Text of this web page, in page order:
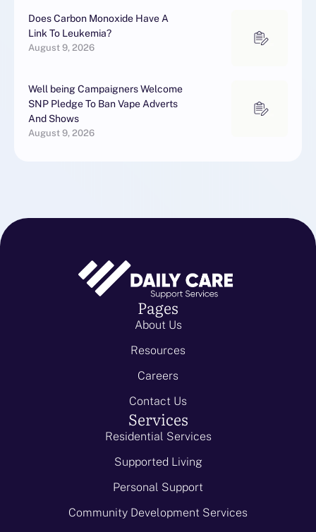
Does Carbon Monoxide Have A
Link To Leukemia?
August 9, 2026
Well being Campaigners Welcome
SNP Pledge To Ban Vape Adverts
And Shows
August 9, 2026
Pages
About Us
Resources
Careers
Contact Us
Services
Residential Services
Supported Living
Personal Support
Community Development Services